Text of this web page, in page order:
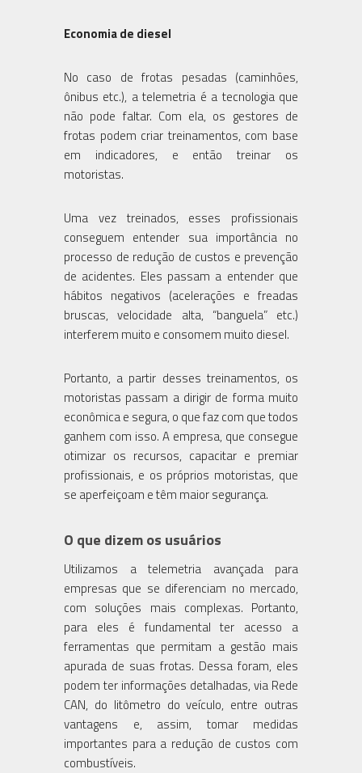
Economia de diesel
No caso de frotas pesadas (caminhões,
ônibus etc.), a telemetria é a tecnologia que
não pode faltar. Com ela, os gestores de
frotas podem criar treinamentos, com base
em indicadores, e então treinar os
motoristas.
Uma vez treinados, esses profissionais
conseguem entender sua importância no
processo de redução de custos e prevenção
de acidentes. Eles passam a entender que
hábitos negativos (acelerações e freadas
bruscas, velocidade alta, “banguela” etc.)
interferem muito e consomem muito diesel.
Portanto, a partir desses treinamentos, os
motoristas passam a dirigir de forma muito
econômica e segura, o que faz com que todos
ganhem com isso. A empresa, que consegue
otimizar os recursos, capacitar e premiar
profissionais, e os próprios motoristas, que
se aperfeiçoam e têm maior segurança.
O que dizem os usuários
Utilizamos a telemetria avançada para
empresas que se diferenciam no mercado,
com soluções mais complexas. Portanto,
para eles é fundamental ter acesso a
ferramentas que permitam a gestão mais
apurada de suas frotas. Dessa foram, eles
podem ter informações detalhadas, via Rede
CAN, do litômetro do veículo, entre outras
vantagens e, assim, tomar medidas
importantes para a redução de custos com
combustíveis.